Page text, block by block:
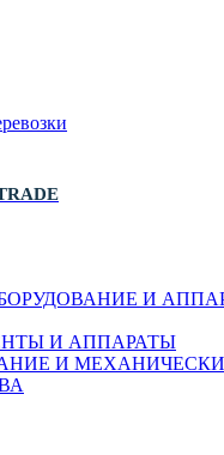
И
И АППАРАТЫ
И